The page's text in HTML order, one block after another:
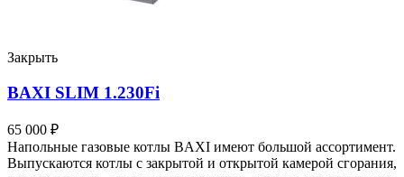
Закрыть
BAXI SLIM 1.230Fi
65 000 ₽
Напольные газовые котлы BAXI имеют большой ассортимент.
Выпускаются котлы с закрытой и открытой камерой сгорания,